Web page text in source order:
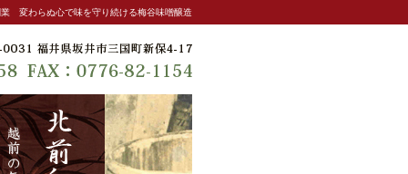
変わらぬ心で味を守り続ける梅谷味噌醸造